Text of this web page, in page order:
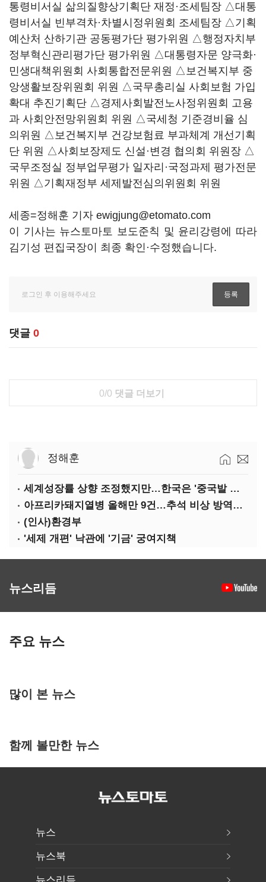
통령비서실 삶의질향상기획단 재정·조세팀장 △대통
령비서실 빈부격차·차별시정위원회 조세팀장 △기획
예산처 산하기관 공동평가단 평가위원 △행정자치부
정부혁신관리평가단 평가위원 △대통령자문 양극화·
민생대책위원회 사회통합전문위원 △보건복지부 중
앙생활보장위원회 위원 △국무총리실 사회보험 가입
확대 추진기획단 △경제사회발전노사정위원회 고용
과 사회안전망위원회 위원 △국세청 기준경비율 심
의위원 △보건복지부 건강보험료 부과체계 개선기획
단 위원 △사회보장제도 신설·변경 협의회 위원장 △
국무조정실 정부업무평가 일자리·국정과제 평가전문
위원 △기획재정부 세제발전심의위원회 위원
세종=정해훈 기자 ewigjung@etomato.com
이 기사는 뉴스토마토 보도준칙 및 윤리강령에 따라
김기성 편집국장이 최종 확인·수정했습니다.
댓글 0
0/0 댓글 더보기
정해훈
세계성장률 상향 조정했지만…한국은 '중국발 살얼음판'
아프리카돼지열병 올해만 9건…추석 비상 방역에 '총력'
(인사)환경부
'세제 개편' 낙관에 '기금' 궁여지책
뉴스리듬
주요 뉴스
많이 본 뉴스
함께 볼만한 뉴스
뉴스
뉴스북